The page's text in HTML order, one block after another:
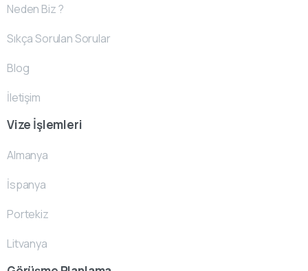
Neden Biz ?
Sıkça Sorulan Sorular
Blog
İletişim
Vize İşlemleri
Almanya
İspanya
Portekiz
Litvanya